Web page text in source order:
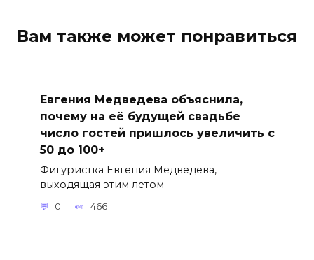
Вам также может понравиться
Евгения Медведева объяснила,
почему на её будущей свадьбе
число гостей пришлось увеличить с
50 до 100+
Фигуристка Евгения Медведева,
выходящая этим летом
0 466